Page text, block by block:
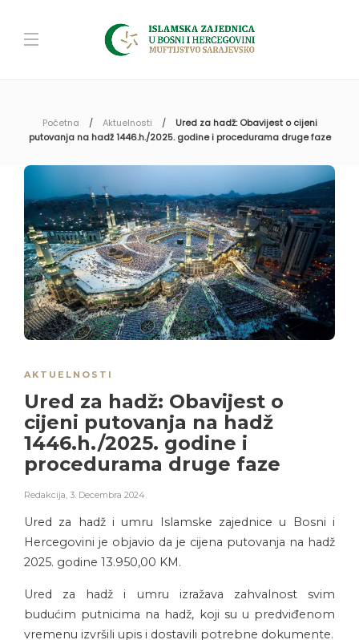
Početna Aktuelnosti
Ured za hadž: Obavijest o cijeni
putovanja na hadž 1446.h./2025. godine i procedurama druge faze
AKTUELNOSTI
Ured za hadž: Obavijest o
cijeni putovanja na hadž
1446.h./2025. godine i
procedurama druge faze
Redakcija, 3. Decembra 2024.
Ured za hadž i umru Islamske zajednice u Bosni i
Hercegovini je objavio da je cijena putovanja na hadž
2025. godine 13.950,00 KM.
Ured za hadž i umru izražava zahvalnost svim
budućim putnicima na hadž, koji su u predviđenom
vremenu izvršili upis i dostavili potrebne dokumente.